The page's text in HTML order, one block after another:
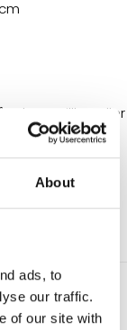
About
ads, to
our traffic.
of our site with
hyresvillkor eller